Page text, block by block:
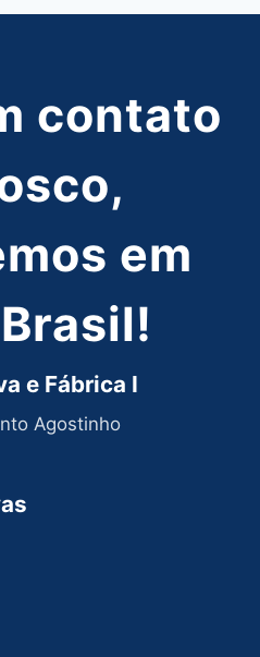
contato
em
e Fábrica I
Agostinho